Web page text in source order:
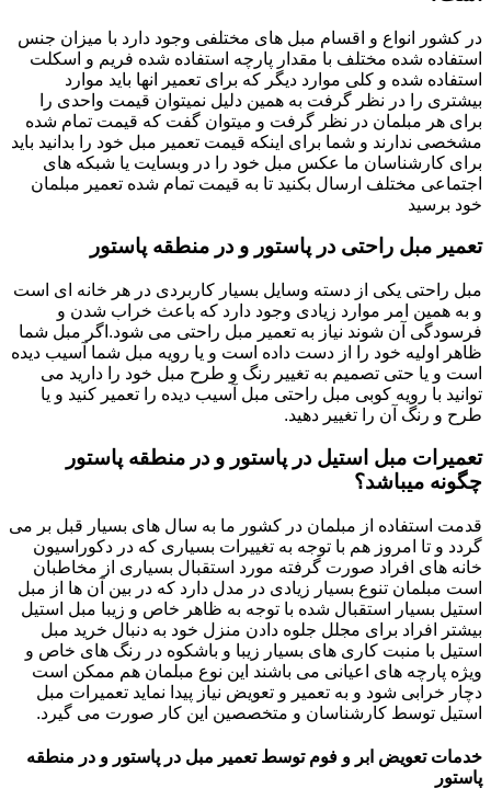
در کشور انواع و اقسام مبل های مختلفی وجود دارد با میزان جنس
استفاده شده مختلف با مقدار پارچه استفاده شده فریم و اسکلت
استفاده شده و کلی موارد دیگر که برای تعمیر انها باید موارد
بیشتری را در نظر گرفت به همین دلیل نمیتوان قیمت واحدی را
برای هر مبلمان در نظر گرفت و میتوان گفت که قیمت تمام شده
مشخصی ندارند و شما برای اینکه قیمت تعمیر مبل خود را بدانید باید
برای کارشناسان ما عکس مبل خود را در وبسایت یا شبکه های
اجتماعی مختلف ارسال بکنید تا به قیمت تمام شده تعمیر مبلمان
خود برسید
تعمیر مبل راحتی در پاستور و در منطقه پاستور
مبل راحتی یکی از دسته وسایل بسیار کاربردی در هر خانه ای است
و به همین امر موارد زیادی وجود دارد که باعث خراب شدن و
فرسودگی آن شوند نیاز به تعمیر مبل راحتی می شود.اگر مبل شما
ظاهر اولیه خود را از دست داده است و یا رویه مبل شما آسیب دیده
است و یا حتی تصمیم به تغییر رنگ و طرح مبل خود را دارید می
توانید با رویه کوبی مبل راحتی مبل آسیب دیده را تعمیر کنید و یا
طرح و رنگ آن را تغییر دهید.
تعمیرات مبل استیل در پاستور و در منطقه پاستور
چگونه میباشد؟
قدمت استفاده از مبلمان در کشور ما به سال های بسیار قبل بر می
گردد و تا امروز هم با توجه به تغییرات بسیاری که در دکوراسیون
خانه های افراد صورت گرفته مورد استقبال بسیاری از مخاطبان
است مبلمان تنوع بسیار زیادی در مدل دارد که در بین آن ها از مبل
استیل بسیار استقبال شده با توجه به ظاهر خاص و زیبا مبل استیل
بیشتر افراد برای مجلل جلوه دادن منزل خود به دنبال خرید مبل
استیل با منبت کاری های بسیار زیبا و باشکوه در رنگ های خاص و
ویژه پارچه های اعیانی می باشند این نوع مبلمان هم ممکن است
دچار خرابی شود و به تعمیر و تعویض نیاز پیدا نماید تعمیرات مبل
استیل توسط کارشناسان و متخصصین این کار صورت می گیرد.
خدمات تعویض ابر و فوم توسط تعمیر مبل در پاستور و در منطقه
پاستور